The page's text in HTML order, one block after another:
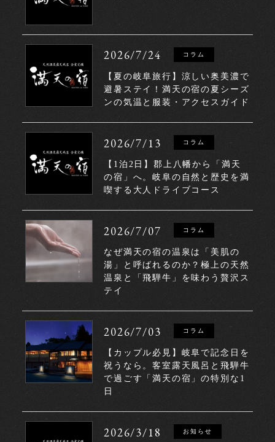
2026/7/24 コラム
【夏の岐阜旅行】涼しい奥美濃で
避暑ステイ！満天の宿の夏シーズ
ンの気温と服装・アクセスガイド
2026/7/13 コラム
【1泊2日】郡上八幡から「満天
の宿」へ。岐阜の自然と歴史を満
喫する大人ドライブコース
2026/7/07 コラム
なぜ満天の宿の温泉は「美肌の
湯」と呼ばれるのか？極上の天然
温泉と「飛騨牛」を味わう贅沢ス
テイ
2026/7/03 コラム
【カップル必見】岐阜で記念日を
祝うなら。客室露天風呂と飛騨牛
で過ごす「満天の宿」の特別な1
日
2026/3/18 お知らせ